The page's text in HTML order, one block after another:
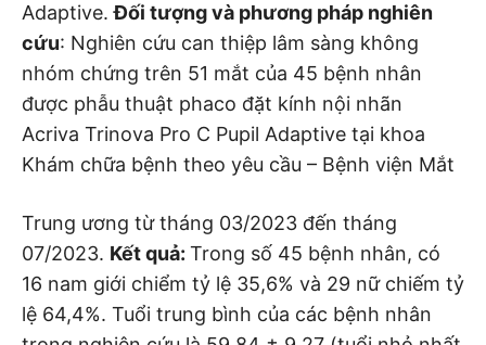
Adaptive.Đối tượng và phương pháp nghiên
cứu: Nghiên cứu can thiệp lâm sàng không
nhóm chứng trên 51 mắt của 45 bệnh nhân
được phẫu thuật phaco đặt kính nội nhãn
Acriva Trinova Pro C Pupil Adaptive tại khoa
Khám chữa bệnh theo yêu cầu – Bệnh viện Mắt
Trung ương từ tháng 03/2023 đến tháng
07/2023. Kết quả: Trong số 45 bệnh nhân, có
16 nam giới chiểm tỷ lệ 35,6% và 29 nữ chiếm tỷ
lệ 64,4%. Tuổi trung bình của các bệnh nhân